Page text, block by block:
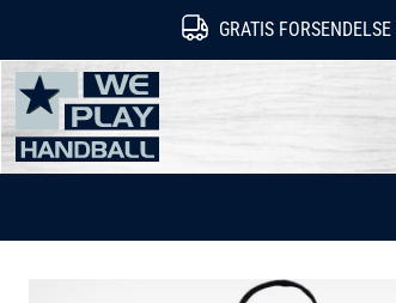
GRATIS FORSENDELSE
WePlayHandball.dk